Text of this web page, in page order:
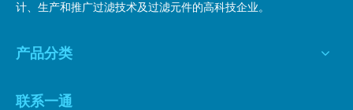
计、生产和推广过滤技术及过滤元件的高科技企业。
产品分类
联系一通